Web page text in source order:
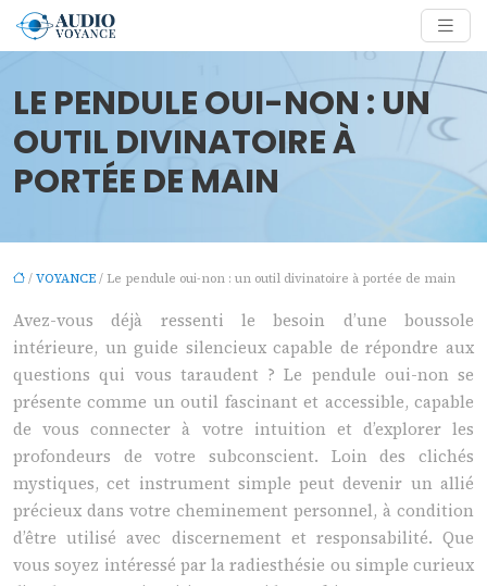
LE PENDULE OUI-NON : UN
OUTIL DIVINATOIRE À
PORTÉE DE MAIN
/ VOYANCE / Le pendule oui-non : un outil divinatoire à portée de main
Avez-vous déjà ressenti le besoin d’une boussole
intérieure, un guide silencieux capable de répondre aux
questions qui vous taraudent ? Le pendule oui-non se
présente comme un outil fascinant et accessible, capable
de vous connecter à votre intuition et d’explorer les
profondeurs de votre subconscient. Loin des clichés
mystiques, cet instrument simple peut devenir un allié
précieux dans votre cheminement personnel, à condition
d’être utilisé avec discernement et responsabilité. Que
vous soyez intéressé par la radiesthésie ou simple curieux